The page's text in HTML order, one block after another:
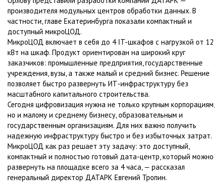
производителя модульных центров обработки данных. В
частности, главе Екатеринбурга показали компактный и
доступный микроЦОД.
МикроЦОД включает в себя до 4 IT-шкафов с нагрузкой от 12
кВт на шкаф. Продукт ориентирован на широкий круг
заказчиков: промышленные предприятия, государственные
учреждения, вузы, а также малый и средний бизнес. Решение
позволяет быстро развернуть ИТ-инфраструктуру без
масштабного капитального строительства.
Сегодня цифровизация нужна не только крупным корпорациям,
но и малому и среднему бизнесу, образовательным и
государственным организациям. Для них важно получить
надежную инфраструктуру быстро и без избыточных затрат.
МикроЦОД как раз решает эту задачу: это доступный,
компактный и полностью готовый дата-центр, который можно
развернуть на площадке всего за 4 часа, — рассказал
генеральный директор ДАТАРК Евгений Тропин.